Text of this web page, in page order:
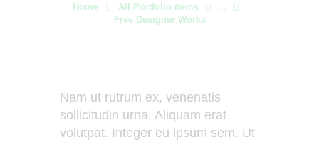
Home All Portfolio items
...
Free Designer Works
Nam ut rutrum ex, venenatis
sollicitudin urna. Aliquam erat
volutpat. Integer eu ipsum sem. Ut